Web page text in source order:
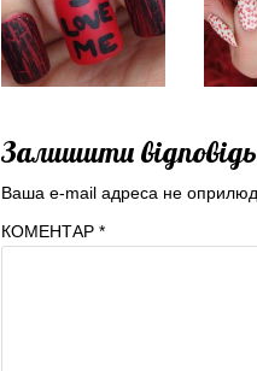
Залишити відповідь
Ваша e-mail адреса не
КОМЕНТАР *